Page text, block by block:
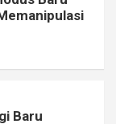
Baru